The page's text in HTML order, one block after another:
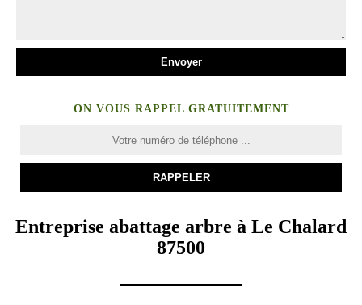
ON VOUS RAPPEL GRATUITEMENT
Entreprise abattage arbre à Le Chalard
87500